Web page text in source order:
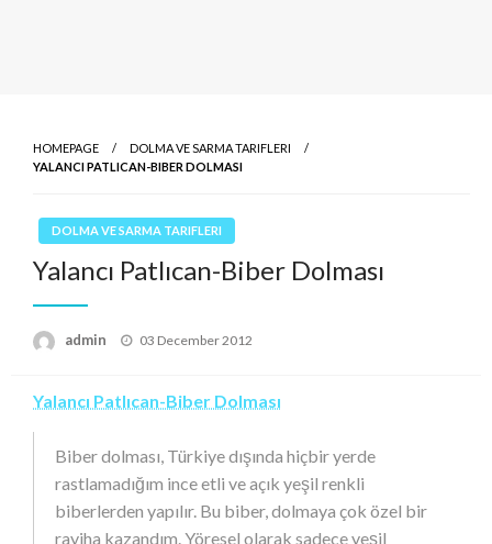
HOMEPAGE
DOLMA VE SARMA TARIFLERI
YALANCI PATLICAN-BIBER DOLMASI
DOLMA VE SARMA TARIFLERI
Yalancı Patlıcan-Biber Dolması
admin
Posted
03 December 2012
Yalancı Patlıcan-Biber Dolması
Biber dolması, Türkiye dışında hiçbir yerde
rastlamadığım ince etli ve açık yeşil renkli
biberlerden yapılır. Bu biber, dolmaya çok özel bir
rayiha kazandım. Yöresel olarak sadece yeşil